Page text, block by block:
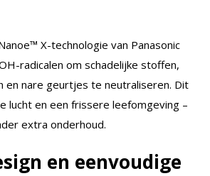
X-technologie van Panasonic
radicalen om schadelijke stoffen,
en nare geurtjes te neutraliseren. Dit
lucht en een frissere leefomgeving –
extra onderhoud.
en eenvoudige